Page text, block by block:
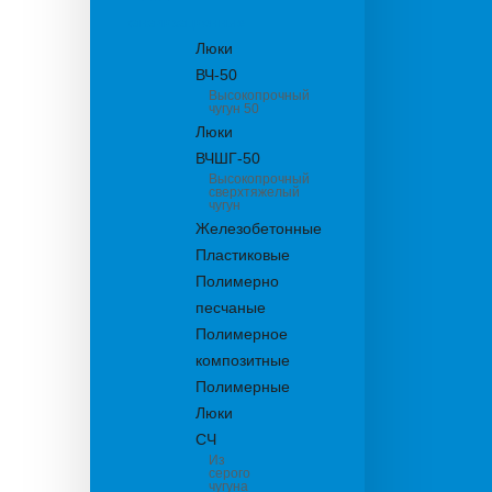
Люки
ВЧ-50
Высокопрочный
чугун 50
Люки
ВЧШГ-50
Высокопрочный
сверхтяжелый
чугун
Железобетонные
Пластиковые
Полимерно
песчаные
Полимерное
композитные
Полимерные
Люки
СЧ
Из
серого
чугуна